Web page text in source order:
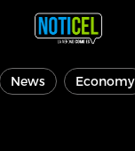
News Economy